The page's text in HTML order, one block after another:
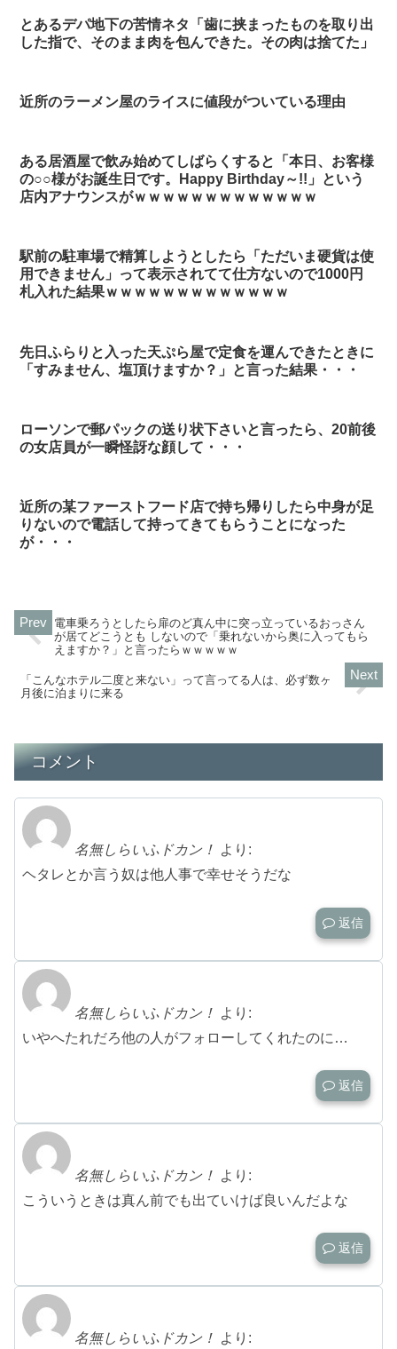
とあるデパ地下の苦情ネタ「歯に挟まったものを取り出
した指で、そのまま肉を包んできた。その肉は捨てた」
近所のラーメン屋のライスに値段がついている理由
ある居酒屋で飲み始めてしばらくすると「本日、お客様
の○○様がお誕生日です。Happy Birthday～!!」という
店内アナウンスがｗｗｗｗｗｗｗｗｗｗｗｗｗ
駅前の駐車場で精算しようとしたら「ただいま硬貨は使
用できません」って表示されてて仕方ないので1000円
札入れた結果ｗｗｗｗｗｗｗｗｗｗｗｗｗ
先日ふらりと入った天ぷら屋で定食を運んできたときに
「すみません、塩頂けますか？」と言った結果・・・
ローソンで郵パックの送り状下さいと言ったら、20前後
の女店員が一瞬怪訝な顔して・・・
近所の某ファーストフード店で持ち帰りしたら中身が足
りないので電話して持ってきてもらうことになった
が・・・
電車乗ろうとしたら扉のど真ん中に突っ立っているおっさん
が居てどこうとも しないので「乗れないから奥に入ってもら
えますか？」と言ったらｗｗｗｗｗ
「こんなホテル二度と来ない」って言ってる人は、必ず数ヶ
月後に泊まりに来る
コメント
名無しらいふドカン！ より:
ヘタレとか言う奴は他人事で幸せそうだな
返信
名無しらいふドカン！ より:
いやへたれだろ他の人がフォローしてくれたのに…
返信
名無しらいふドカン！ より:
こういうときは真ん前でも出ていけば良いんだよな
返信
名無しらいふドカン！ より: